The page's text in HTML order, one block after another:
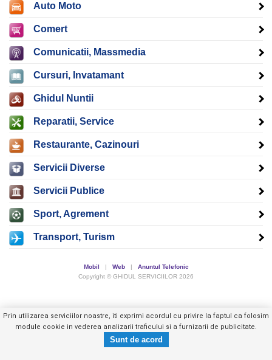
Auto Moto
Comert
Comunicatii, Massmedia
Cursuri, Invatamant
Ghidul Nuntii
Reparatii, Service
Restaurante, Cazinouri
Servicii Diverse
Servicii Publice
Sport, Agrement
Transport, Turism
Mobil Web| Anuntul Telefonic
Copyright © GHIDUL SERVICIILOR 2026
Prin utilizarea serviciilor noastre, iti exprimi acordul cu privire la faptul ca folosim
module cookie in vederea analizarii traficului si a furnizarii de publicitate.